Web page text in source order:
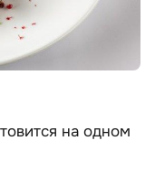
на одном